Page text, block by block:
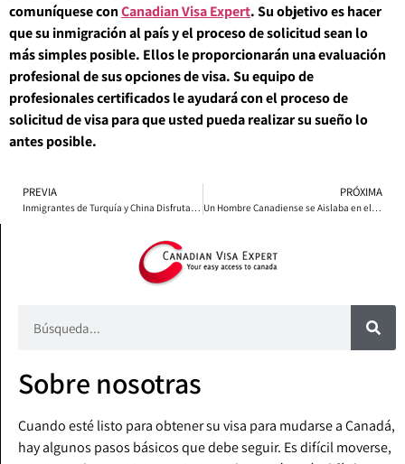
comuníquese conCanadian Visa Expert. Su objetivo es hacer
que su inmigración al país y el proceso de solicitud sean lo
más simples posible. Ellos le proporcionarán una evaluación
profesional de sus opciones de visa. Su equipo de
profesionales certificados le ayudará con el proceso de
solicitud de visa para que usted pueda realizar su sueño lo
antes posible.
PREVIA
Inmigrantes de Turquía y China Disfrutan de su Vida en Canadá
PRÓXIMA
Un Hombre Canadiense se Aislaba en el Bosque Antes de la Pandemia
Sobre nosotras
Cuando esté listo para obtener su visa para mudarse a Canadá,
hay algunos pasos básicos que debe seguir. Es difícil moverse,